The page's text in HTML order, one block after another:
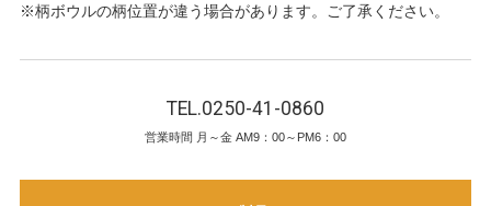
※柄ボウルの柄位置が違う場合があります。ご了承ください。
TEL.0250-41-0860
営業時間 月～金 AM9：00～PM6：00